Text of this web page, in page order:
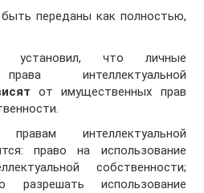
переданы как полностью,
установил, что личные
интеллектуальной
от имущественных прав
интеллектуальной
право на использование
собственности;
разрешать использование